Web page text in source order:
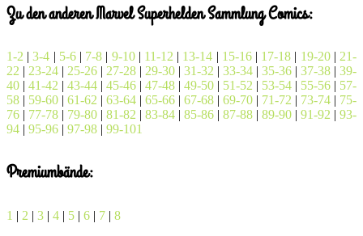
Zu den anderen Marvel Superhelden Sammlung Comics:
1-2 |3-4 | 5-6| 7-8 | 9-10| 11-12 | 13-14 | 15-16| 17-18 | 19-20| 21-
22 | 23-24 | 25-26 | 27-28 | 29-30 | 31-32 | 33-34 | 35-36 | 37-38 | 39-
40 | 41-42 | 43-44 | 45-46 | 47-48 | 49-50 | 51-52 | 53-54 | 55-56 | 57-
58 | 59-60 | 61-62 | 63-64 | 65-66 | 67-68 | 69-70 | 71-72 | 73-74 | 75-
76 | 77-78 | 79-80 | 81-82 | 83-84 | 85-86 | 87-88 | 89-90 | 91-92 | 93-
94 | 95-96 | 97-98 | 99-101
Premiumbände:
1 | 2 | 3 | 4 | 5 | 6 | 7 | 8